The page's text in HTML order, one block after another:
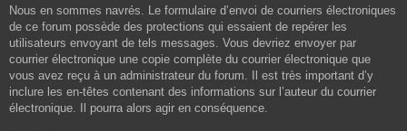
Nous en sommes navrés. Le formulaire d’envoi de courriers électroniques
de ce forum possède des protections qui essaient de repérer les
utilisateurs envoyant de tels messages. Vous devriez envoyer par
courrier électronique une copie complète du courrier électronique que
vous avez reçu à un administrateur du forum. Il est très important d’y
inclure les en-têtes contenant des informations sur l’auteur du courrier
électronique. Il pourra alors agir en conséquence.